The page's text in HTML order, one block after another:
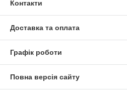
Контакти
Доставка та оплата
Графік роботи
Повна версія сайту